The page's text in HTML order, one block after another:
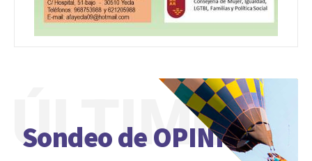
Sondeo de OPINIÓN
ÚLTIMO